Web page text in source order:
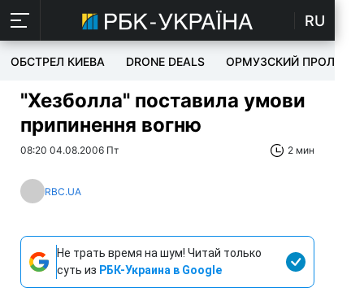
RU
ОБСТРЕЛ КИЕВА DRONE DEALS ОРМУЗСКИЙ ПРОЛИВ
"Хезболла" поставила умови
припинення вогню
08:20 04.08.2006 Пт 2 мин
RBC.UA
Не трать время на шум! Читай только
суть из РБК-Украина в Google